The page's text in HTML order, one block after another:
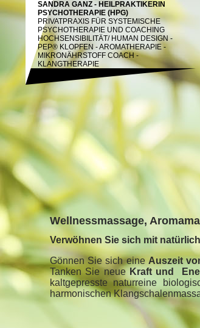
SANDRA GANZ - HEILPRAKTIKERIN
PSYCHOTHERAPIE (HPG)
PRIVATPRAXIS FÜR SYSTEMISCHE
PSYCHOTHERAPIE UND COACHING
HOCHSENSIBILITÄT/ HUMAN DESIGN -
PEP® KLOPFEN - AROMATHERAPIE -
MIKRONÄHRSTOFF COACH -
KLANGTHERAPIE
Wellnessmassage,
Verwöhnen Sie sich mit
Gönnen Sie sich eine Auszeit
Tanken Sie neueKraft und
kaltgepresste naturreine
harmonischen